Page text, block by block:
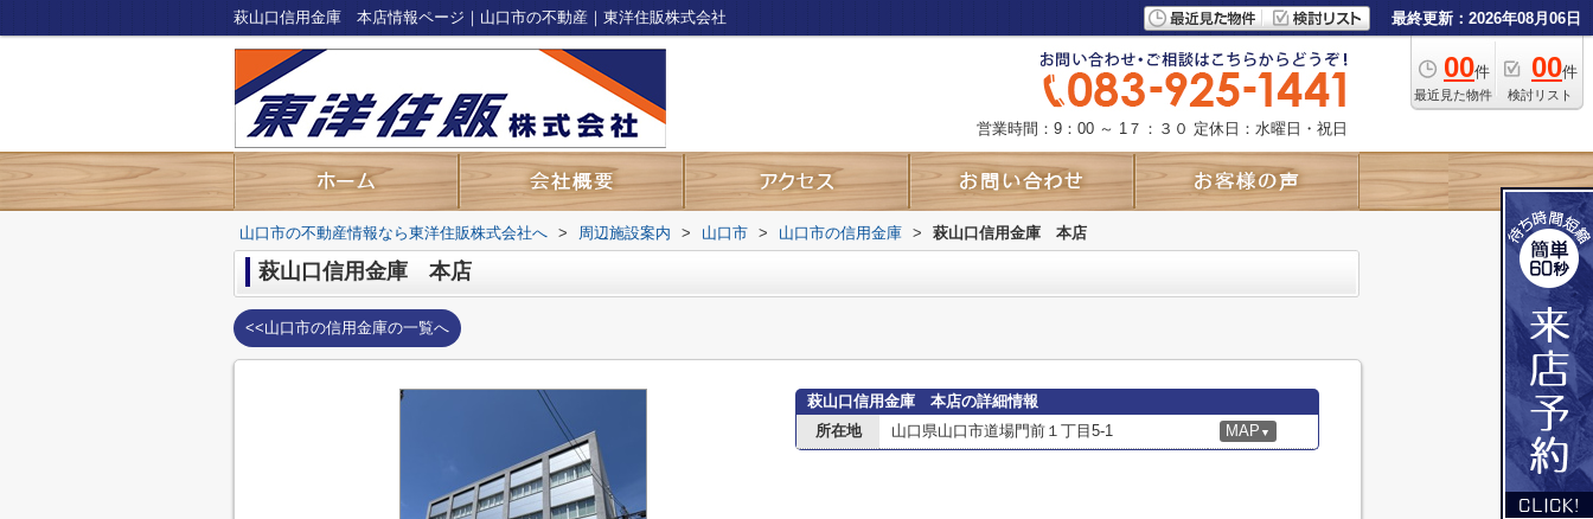
萩山口信用金庫 本店情報ページ｜山口市の不動産｜東洋住販株式会社 最終更新：2026年08月06日
00件
最近見た物件
00件
検討リスト
営業時間：9：00 ～ 1７：３０ 定休日：水曜日・祝日
山口市の不動産情報なら東洋住販株式会社へ > 周辺施設案内 > 山口市 > 山口市の信用金庫 > 萩山口信用金庫 本店
萩山口信用金庫 本店
<<山口市の信用金庫の一覧へ
萩山口信用金庫 本店の詳細情報
所在地
山口県山口市道場門前１丁目5-1 MAP ▼